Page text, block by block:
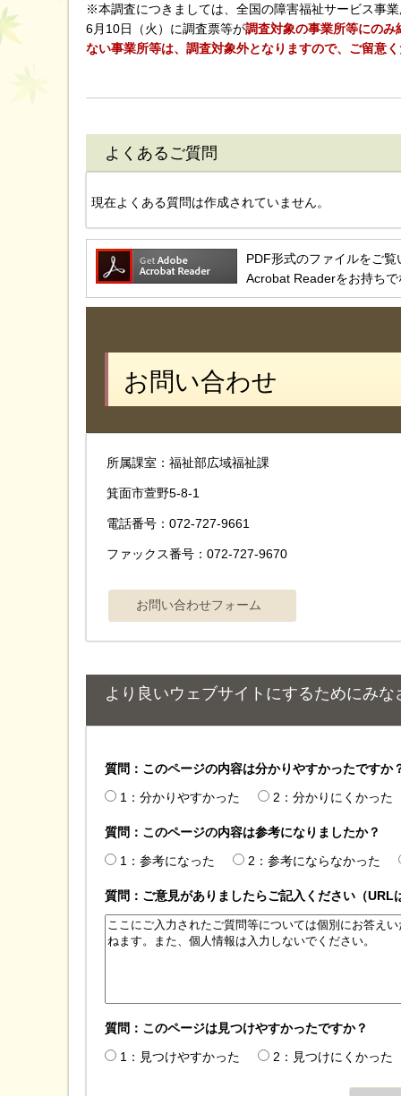
※本調査につきましては、全国の障害福祉サービス事
6月10日（火）に調査票等が調査対象の事業所等にの
ない事業所等は、調査対象外となりますので、ご留意く
よくあるご質問
現在よくある質問は作成されていません。
PDF形式のファイルをご
Acrobat Readerをお持ちで
お問い合わせ
所属課室：福祉部広域福祉課
箕面市萱野5-8-1
電話番号：072-727-9661
ファックス番号：072-727-9670
より良いウェブサイトにするためにみ
質問：このページの内容は分かりやすかったですか
1：分かりやすかった
2：分かりにくかった
質問：このページの内容は参考になりましたか？
1：参考になった
2：参考にならなかった
質問：ご意見がありましたらご記入ください（URL
質問：このページは見つけやすかったですか？
1：見つけやすかった
2：見つけにくかった